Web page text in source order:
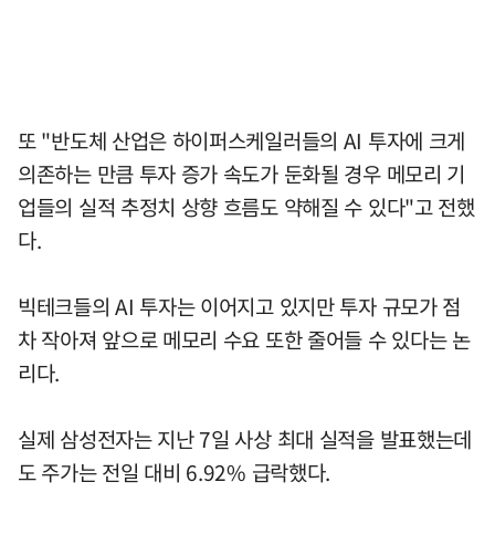
또 "반도체 산업은 하이퍼스케일러들의 AI 투자에 크게
의존하는 만큼 투자 증가 속도가 둔화될 경우 메모리 기
업들의 실적 추정치 상향 흐름도 약해질 수 있다"고 전했
다.
빅테크들의 AI 투자는 이어지고 있지만 투자 규모가 점
차 작아져 앞으로 메모리 수요 또한 줄어들 수 있다는 논
리다.
실제 삼성전자는 지난 7일 사상 최대 실적을 발표했는데
도 주가는 전일 대비 6.92% 급락했다.